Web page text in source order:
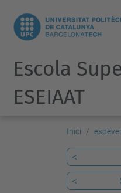
Escola
ESEIAAT
Inici
<
<